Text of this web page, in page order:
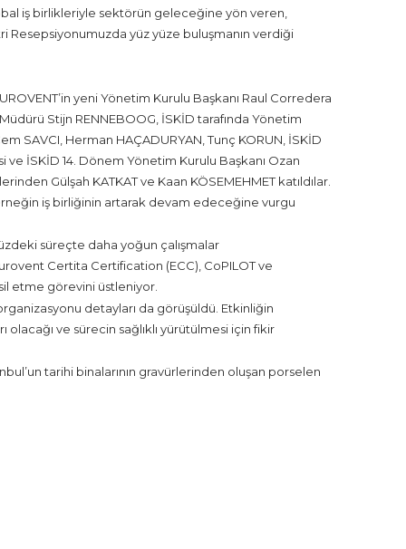
iş birlikleriyle sektörün geleceğine yön veren,
Resepsiyonumuzda yüz yüze buluşmanın verdiği
yeni Yönetim Kurulu Başkanı Raul Corredera
Stijn RENNEBOOG, İSKİD tarafında Yönetim
SAVCI, Herman HAÇADURYAN, Tunç KORUN, İSKİD
İSKİD 14. Dönem Yönetim Kurulu Başkanı Ozan
Gülşah KATKAT ve Kaan KÖSEMEHMET katıldılar.
iş birliğinin artarak devam edeceğine vurgu
süreçte daha yoğun çalışmalar
Certita Certification (ECC), CoPILOT ve
etme görevini üstleniyor.
detayları da görüşüldü. Etkinliğin
ve sürecin sağlıklı yürütülmesi için fikir
tarihi binalarının gravürlerinden oluşan porselen